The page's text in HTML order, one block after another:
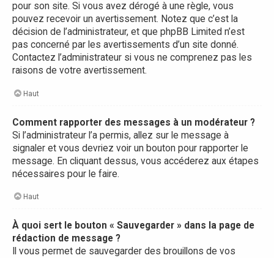
pour son site. Si vous avez dérogé à une règle, vous
pouvez recevoir un avertissement. Notez que c’est la
décision de l’administrateur, et que phpBB Limited n’est
pas concerné par les avertissements d’un site donné.
Contactez l’administrateur si vous ne comprenez pas les
raisons de votre avertissement.
Haut
Comment rapporter des messages à un modérateur ?
Si l’administrateur l’a permis, allez sur le message à
signaler et vous devriez voir un bouton pour rapporter le
message. En cliquant dessus, vous accéderez aux étapes
nécessaires pour le faire.
Haut
À quoi sert le bouton « Sauvegarder » dans la page de
rédaction de message ?
Il vous permet de sauvegarder des brouillons de vos